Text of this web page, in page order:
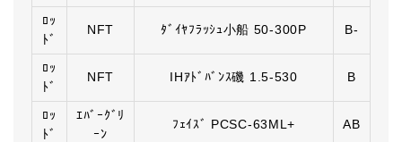
ﾛｯ
ﾄﾞ
NFT ﾀﾞｲﾔﾌﾗｯｼｭ小船 50-300P B-
ﾛｯ
ﾄﾞ
NFT IHｱﾄﾞﾊﾞﾝｽ磯 1.5-530 B
ﾛｯ
ﾄﾞ
ｴﾊﾞｰｸﾞﾘ
ｰﾝ
ﾌｪｲｽﾞ PCSC-63ML+ AB